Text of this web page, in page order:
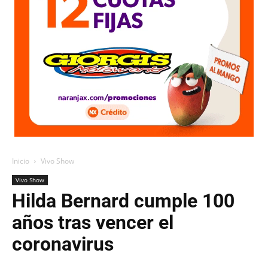
Inicio Vivo Show
Vivo Show
Hilda Bernard cumple 100
años tras vencer el
coronavirus